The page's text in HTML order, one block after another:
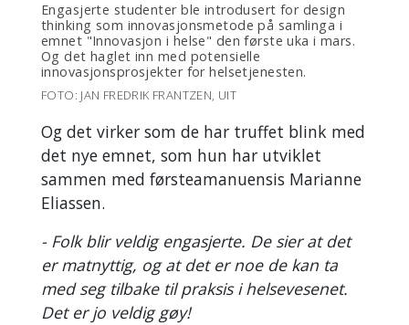
Engasjerte studenter ble introdusert for design
thinking som innovasjonsmetode på samlinga i
emnet "Innovasjon i helse" den første uka i mars.
Og det haglet inn med potensielle
innovasjonsprosjekter for helsetjenesten.
FOTO: JAN FREDRIK FRANTZEN, UIT
Og det virker som de har truffet blink med
det nye emnet, som hun har utviklet
sammen med førsteamanuensis Marianne
Eliassen.
- Folk blir veldig engasjerte. De sier at det
er matnyttig, og at det er noe de kan ta
med seg tilbake til praksis i helsevesenet.
Det er jo veldig gøy!